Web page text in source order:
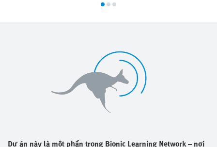
Dự án này là một phần trong Bionic Learning Network – nơi